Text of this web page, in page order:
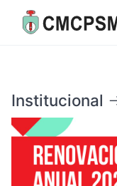
Institucional